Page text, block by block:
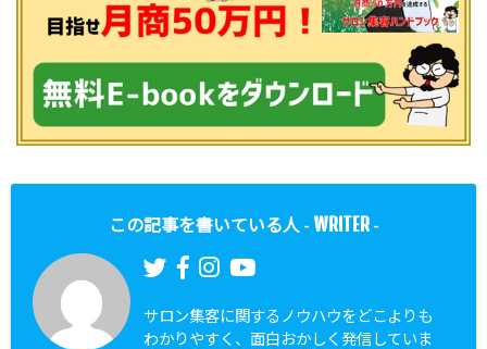
この記事を書いている人 - WRITER-
サロン集客に関するノウハウをどこよりも
わかりやすく、面白おかしく発信していま